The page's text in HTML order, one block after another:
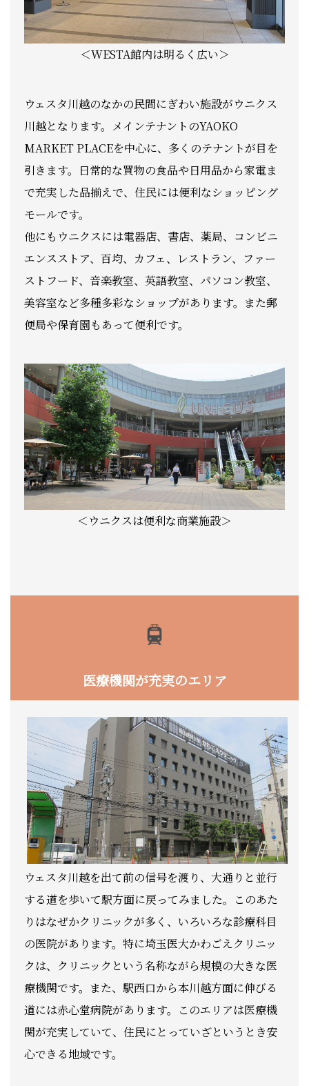
＜WESTA館内は明るく広い＞
ウェスタ川越のなかの民間にぎわい施設がウニクス
川越となります。メインテナントのYAOKO
MARKET PLACEを中心に、多くのテナントが目を
引きます。日常的な買物の食品や日用品から家電ま
で充実した品揃えで、住民には便利なショッピング
モールです。
他にもウニクスには電器店、書店、薬局、コンビニ
エンスストア、百均、カフェ、レストラン、ファー
ストフード、音楽教室、英語教室、パソコン教室、
美容室など多種多彩なショップがあります。また郵
便局や保育園もあって便利です。
＜ウニクスは便利な商業施設＞
医療機関が充実のエリア
ウェスタ川越を出て前の信号を渡り、大通りと並行
する道を歩いて駅方面に戻ってみました。このあた
りはなぜかクリニックが多く、いろいろな診療科目
の医院があります。特に埼玉医大かわごえクリニッ
クは、クリニックという名称ながら規模の大きな医
療機関です。また、駅西口から本川越方面に伸びる
道には赤心堂病院があります。このエリアは医療機
関が充実していて、住民にとっていざというとき安
心できる地域です。